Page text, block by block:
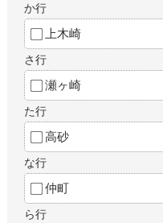
か行
上木崎
さ行
瀬ヶ崎
た行
高砂
な行
仲町
ら行